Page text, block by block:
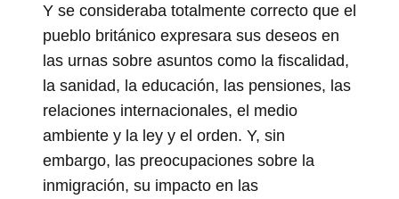
Y se consideraba totalmente correcto que el
pueblo británico expresara sus deseos en
las urnas sobre asuntos como la fiscalidad,
la sanidad, la educación, las pensiones, las
relaciones internacionales, el medio
ambiente y la ley y el orden. Y, sin
embargo, las preocupaciones sobre la
inmigración, su impacto en las